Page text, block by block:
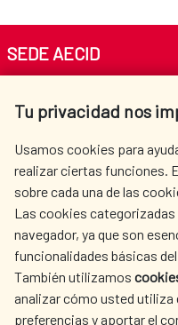
Tu privacidad nos
Usamos cookies para
realizar ciertas funciones.
sobre cada una de las
Las cookies
navegador, ya que son
funcionalidades básicas
También utilizamos
analizar cómo usted
preferencias y aportar el
SEDE AECID
Tel. +34 900 20 30 54​​​​​​​
AECID
SPANISH HUMANITARIAN
ACTION
CULTURE AND SCIENCE